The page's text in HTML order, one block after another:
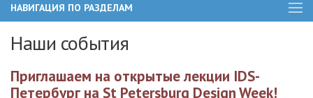
НАВИГАЦИЯ ПО РАЗДЕЛАМ
Наши события
Приглашаем на открытые лекции IDS-
Петербург на St Petersburg Design Week!